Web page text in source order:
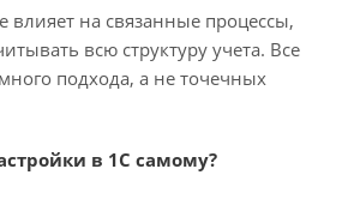
на связанные процессы,
всю структуру учета. Все
подхода, а не точечных
в 1С самому?